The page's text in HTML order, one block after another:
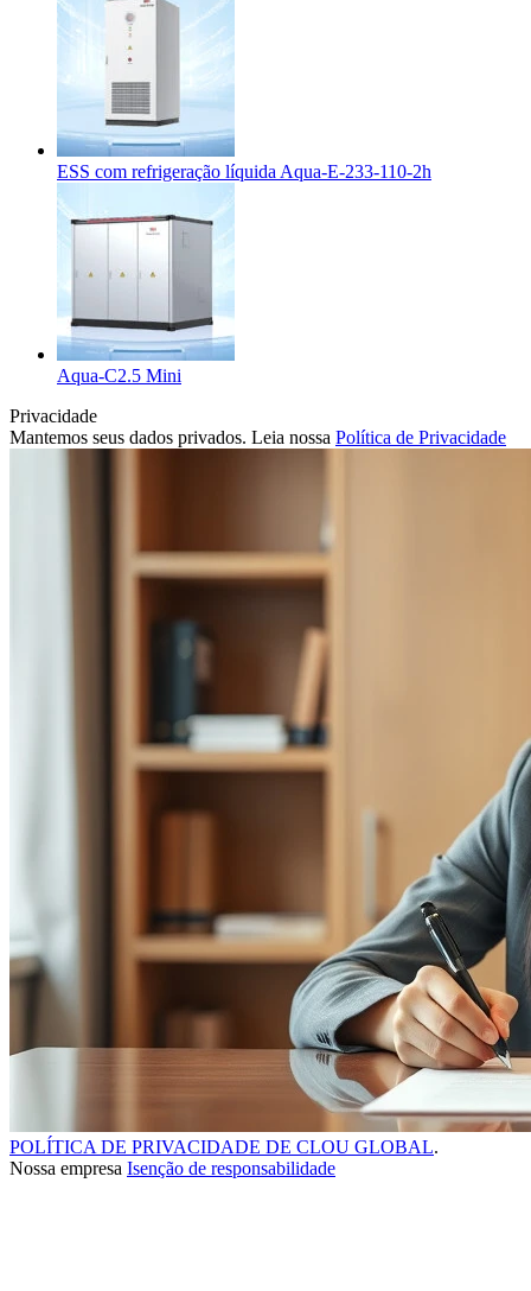
ESS com refrigeração líquida Aqua-E-233-110-2h
Aqua-C2.5 Mini
Privacidade
Mantemos seus dados privados. Leia nossa Política de Privacidade
POLÍTICA DE PRIVACIDADE DE CLOU GLOBAL.
Nossa empresa Isenção de responsabilidade